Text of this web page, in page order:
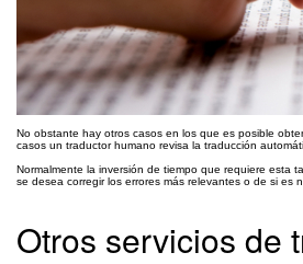
No obstante hay otros casos en los que es posible
casos un traductor humano revisa la traducción
Normalmente la inversión de tiempo que requiere esta
se desea corregir los errores más relevantes o de si es
Otros servicios de